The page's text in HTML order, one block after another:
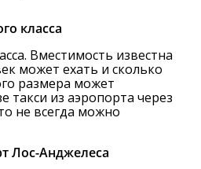
класса
Вместимость известна
может ехать и сколько
размера может
такси из аэропорта через
не всегда можно
Лос-Анджелеса